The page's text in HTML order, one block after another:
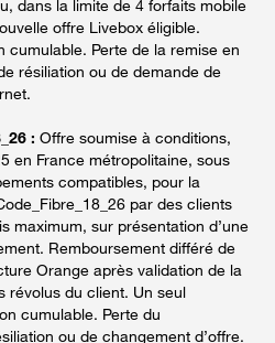
dans la limite de 4 forfaits mobile
offre Livebox éligible.
cumulable. Perte de la remise en
résiliation ou de demande de
: Offre soumise à conditions,
en France métropolitaine, sous
compatibles, pour la
par des clients
maximum, sur présentation d’une
Remboursement différé de
Orange après validation de la
révolus du client. Un seul
cumulable. Perte du
ou de changement d’offre.